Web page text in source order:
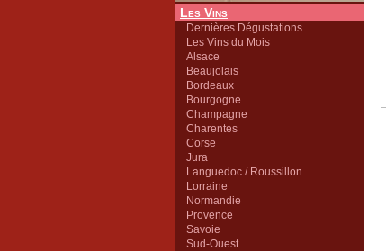
Les Vins
Dernières Dégustations
Les Vins du Mois
Alsace
Beaujolais
Bordeaux
Bourgogne
Champagne
Charentes
Corse
Jura
Languedoc / Roussillon
Lorraine
Normandie
Provence
Savoie
Sud-Ouest